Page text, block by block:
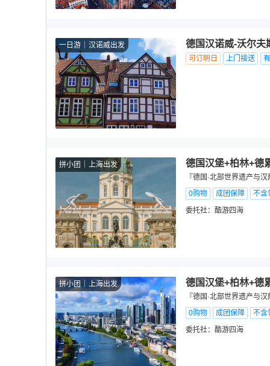
一日游 汉诺威出发 德国汉诺威-沃尔夫
可订明日 上门接送
拼小团 上海出发 德国汉堡+柏林+德
『德国·北部世界遗产与
0购物
成团保障
不含
委托社： 酷游四海
拼小团 上海出发 德国汉堡+柏林+德
『德国·北部世界遗产与
0购物
成团保障
不含
委托社： 酷游四海